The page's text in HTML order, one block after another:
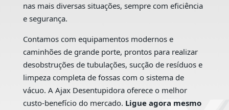
nas mais diversas situações, sempre com eficiência
e segurança.
Contamos com equipamentos modernos e
caminhões de grande porte, prontos para realizar
desobstruções de tubulações, sucção de resíduos e
limpeza completa de fossas com o sistema de
vácuo. A Ajax Desentupidora oferece o melhor
custo-benefício do mercado. Ligue agora mesmo